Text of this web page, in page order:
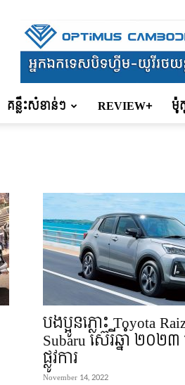
គន្លឹះសំខាន់ៗ REVIEW+ ម៉ូ
បងប្អូនភ្លោះ Toyota
Subaru ស៊េរីឆ្នាំ ២០២៣
ផ្លូវការ
November 14, 2022